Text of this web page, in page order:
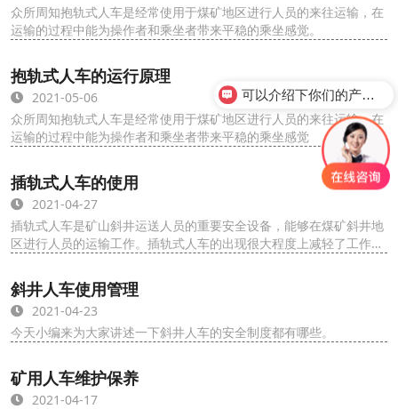
众所周知抱轨式人车是经常使用于煤矿地区进行人员的来往运输，在
运输的过程中能为操作者和乘坐者带来平稳的乘坐感觉。
抱轨式人车的运行原理
2021-05-06
众所周知抱轨式人车是经常使用于煤矿地区进行人员的来往运输，在
运输的过程中能为操作者和乘坐者带来平稳的乘坐感觉
插轨式人车的使用
2021-04-27
插轨式人车是矿山斜井运送人员的重要安全设备，能够在煤矿斜井地
区进行人员的运输工作。插轨式人车的出现很大程度上减轻了工作人
斜井人车使用管理
2021-04-23
今天小编来为大家讲述一下斜井人车的安全制度都有哪些。
矿用人车维护保养
2021-04-17
可以介绍下你们的产品么？